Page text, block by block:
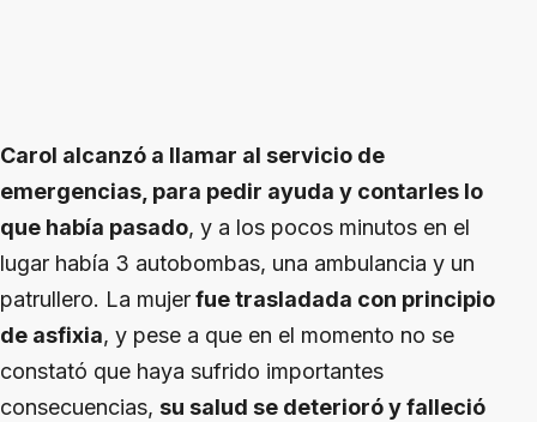
Carol alcanzó a llamar al servicio de
emergencias, para pedir ayuda y contarles lo
que había pasado, y a los pocos minutos en el
lugar había 3 autobombas, una ambulancia y un
patrullero. La mujerfue trasladada con principio
de asfixia, y pese a que en el momento no se
constató que haya sufrido importantes
consecuencias, su salud se deterioró y falleció